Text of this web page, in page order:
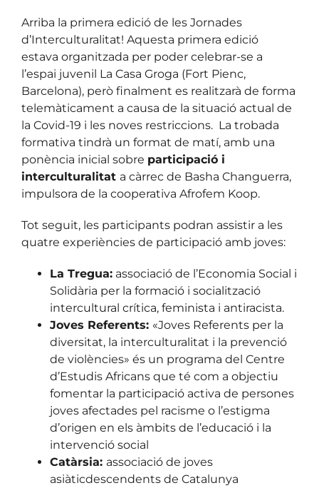
Arriba la primera edició de les Jornades
d’Interculturalitat! Aquesta primera edició
estava organitzada per poder celebrar-se a
l’espai juvenil La Casa Groga (Fort Pienc,
Barcelona), però finalment es realitzarà de forma
telemàticament a causa de la situació actual de
la Covid-19 i les noves restriccions. La trobada
formativa tindrà un format de matí, amb una
ponència inicial sobre participació i
interculturalitat a càrrec de Basha Changuerra,
impulsora de la cooperativa Afrofem Koop.
Tot seguit, les participants podran assistir a les
quatre experiències de participació amb joves:
La Tregua: associació de l’Economia Social i
Solidària per la formació i socialització
intercultural crítica, feminista i antiracista.
Joves Referents: «Joves Referents per la
diversitat, la interculturalitat i la prevenció
de violències» és un programa del Centre
d’Estudis Africans que té com a objectiu
fomentar la participació activa de persones
joves afectades pel racisme o l’estigma
d’origen en els àmbits de l’educació i la
intervenció social
Catàrsia: associació de joves
asiàticdescendents de Catalunya